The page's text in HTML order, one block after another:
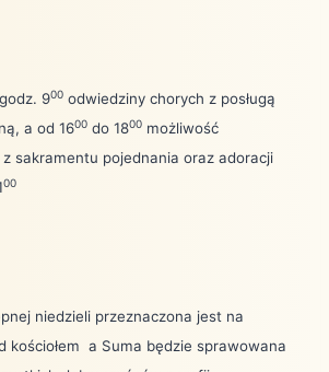
900 odwiedziny chorych z posługą
a od 1600 do 1800 możliwość
sakramentu pojednania oraz adoracji
00
niedzieli przeznaczona jest na
kościołem a Suma będzie sprawowana